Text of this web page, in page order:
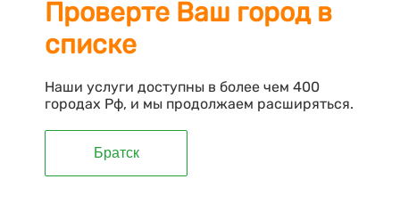
Проверте Ваш город в
списке
Наши услуги доступны в более чем 400
городах Рф, и мы продолжаем расширяться.
Братск